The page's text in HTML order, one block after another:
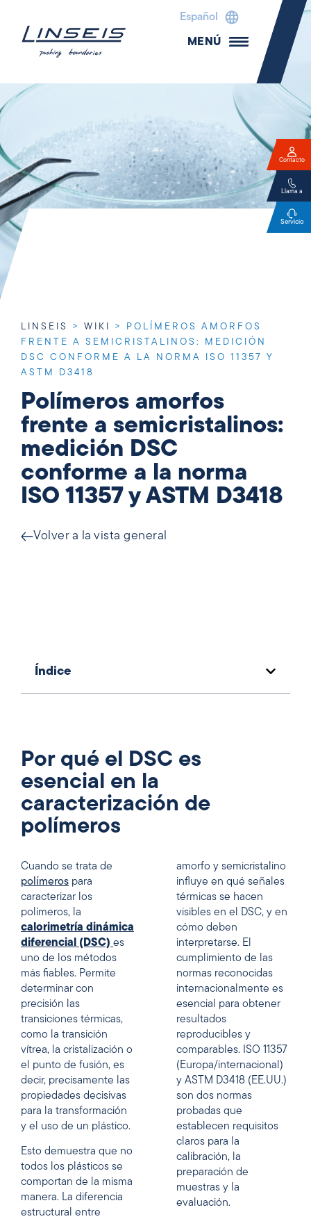
Español
MENÚ
LINSEIS > WIKI > POLÍMEROS AMORFOS
FRENTE A SEMICRISTALINOS: MEDICIÓN
DSC CONFORME A LA NORMA ISO 11357 Y
ASTM D3418
Polímeros amorfos
frente a semicristalinos:
medición DSC
conforme a la norma
ISO 11357 y ASTM D3418
Volver a la vista general
Índice
Por qué el DSC es
esencial en la
caracterización de
polímeros
Cuando se trata de
polímeros para
caracterizar los
polímeros, la
calorimetría dinámica
diferencial (DSC) es
uno de los métodos
más fiables. Permite
determinar con
precisión las
transiciones térmicas,
como la transición
vítrea, la cristalización o
el punto de fusión, es
decir, precisamente las
propiedades decisivas
para la transformación
y el uso de un plástico.
Esto demuestra que no
todos los plásticos se
comportan de la misma
manera. La diferencia
estructural entre
amorfo y semicristalino
influye en qué señales
térmicas se hacen
visibles en el DSC, y en
cómo deben
interpretarse. El
cumplimiento de las
normas reconocidas
internacionalmente es
esencial para obtener
resultados
reproducibles y
comparables. ISO 11357
(Europa/internacional)
y ASTM D3418 (EE.UU.)
son dos normas
probadas que
establecen requisitos
claros para la
calibración, la
preparación de
muestras y la
evaluación.
Contacto
Llama a
Servicio